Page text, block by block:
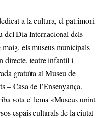
a la cultura, el patrimoni
del Dia Internacional dels
els museus municipals
directe, teatre infantil i
gratuïta al Museu de
– Casa de l’Ensenyança.
sota el lema «Museus unint
espais culturals de la ciutat